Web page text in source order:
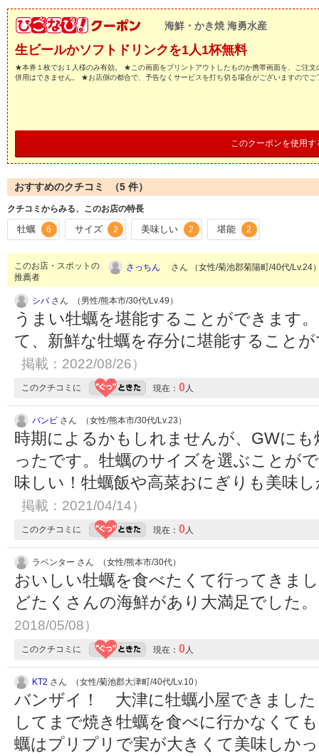
海鮮・かき焼 海勇水産
生ビールかソフトドリンクを1人1杯無料
★本券１枚でお１人様のみ有効。 ★この画面をプリントアウトしたものか携帯画面を、ご注
併用はできません。 ★お店側の都合で、予告なくサービスを打ち切る場合がございますのでご
このクーポンを使用す
おすすめのクチコミ （5 件）
クチコミからみる、このお店の特長
牡蠣 6 サイズ 2 美味しい 2 堪能 2
このお店・スポットの
推薦者
さっちん さん （女性/菊池郡菊陽町/40代/Lv.24
シバさん （男性/熊本市/30代/Lv.49）
うまい牡蠣を堪能することができます
て、新鮮な牡蠣を存分に堪能すること
掲載：2022/08/26）
このクチコミに 現在： 0 人
バンビ さん （女性/熊本市/30代/Lv.23）
時期によるかもしれませんが、GWに
ったです。牡蠣のサイズを選ぶことが
味しい！牡蠣飯や高菜おにぎりも美味
掲載：2021/04/14）
このクチコミに 現在： 0 人
ラベンター さん （女性/熊本市/30代）
おいしい牡蠣を食べたくて行ってきま
どたくさんの海鮮があり大満足でした
2018/05/08）
このクチコミに 現在： 0 人
KT2 さん （女性/菊池郡大津町/40代/Lv.10）
バンザイ！ 大津に牡蠣小屋できまし
してまで焼き牡蠣を食べに行かなくて
蠣はプリプリで実が大きくて美味しか